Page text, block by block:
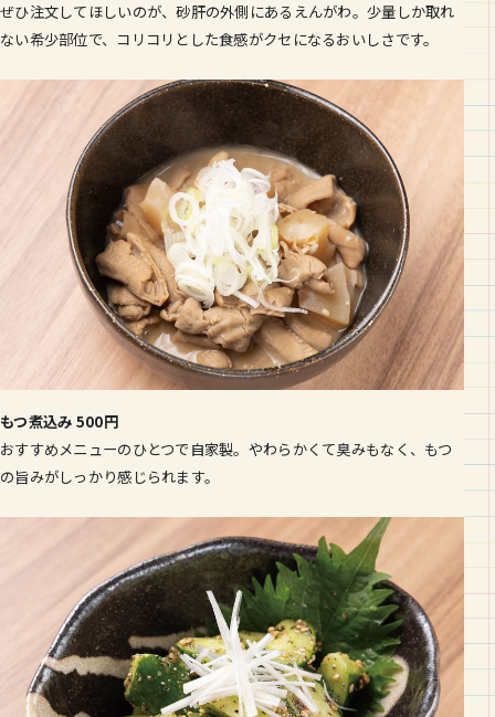
ぜひ注文してほしいのが、砂肝の外側にあるえんがわ。少量しか取れ
ない希少部位で、コリコリとした食感がクセになるおいしさです。
もつ煮込み 500円
おすすめメニューのひとつで自家製。やわらかくて臭みもなく、もつ
の旨みがしっかり感じられます。